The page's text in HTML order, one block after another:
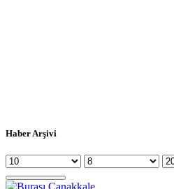
Haber Arşivi